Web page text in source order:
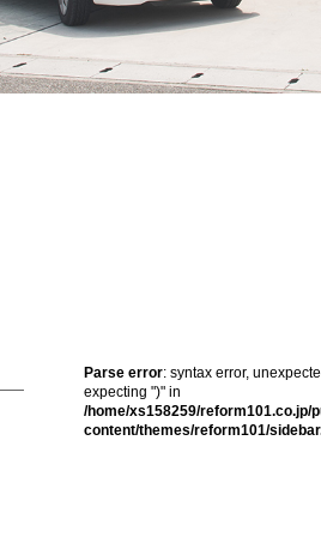
Parse error: syntax error,
expecting ")" in
/home/xs158259/reform101.co.jp/
content/themes/reform101/